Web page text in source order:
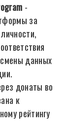
-
за
данных
донаты во
к
рейтингу